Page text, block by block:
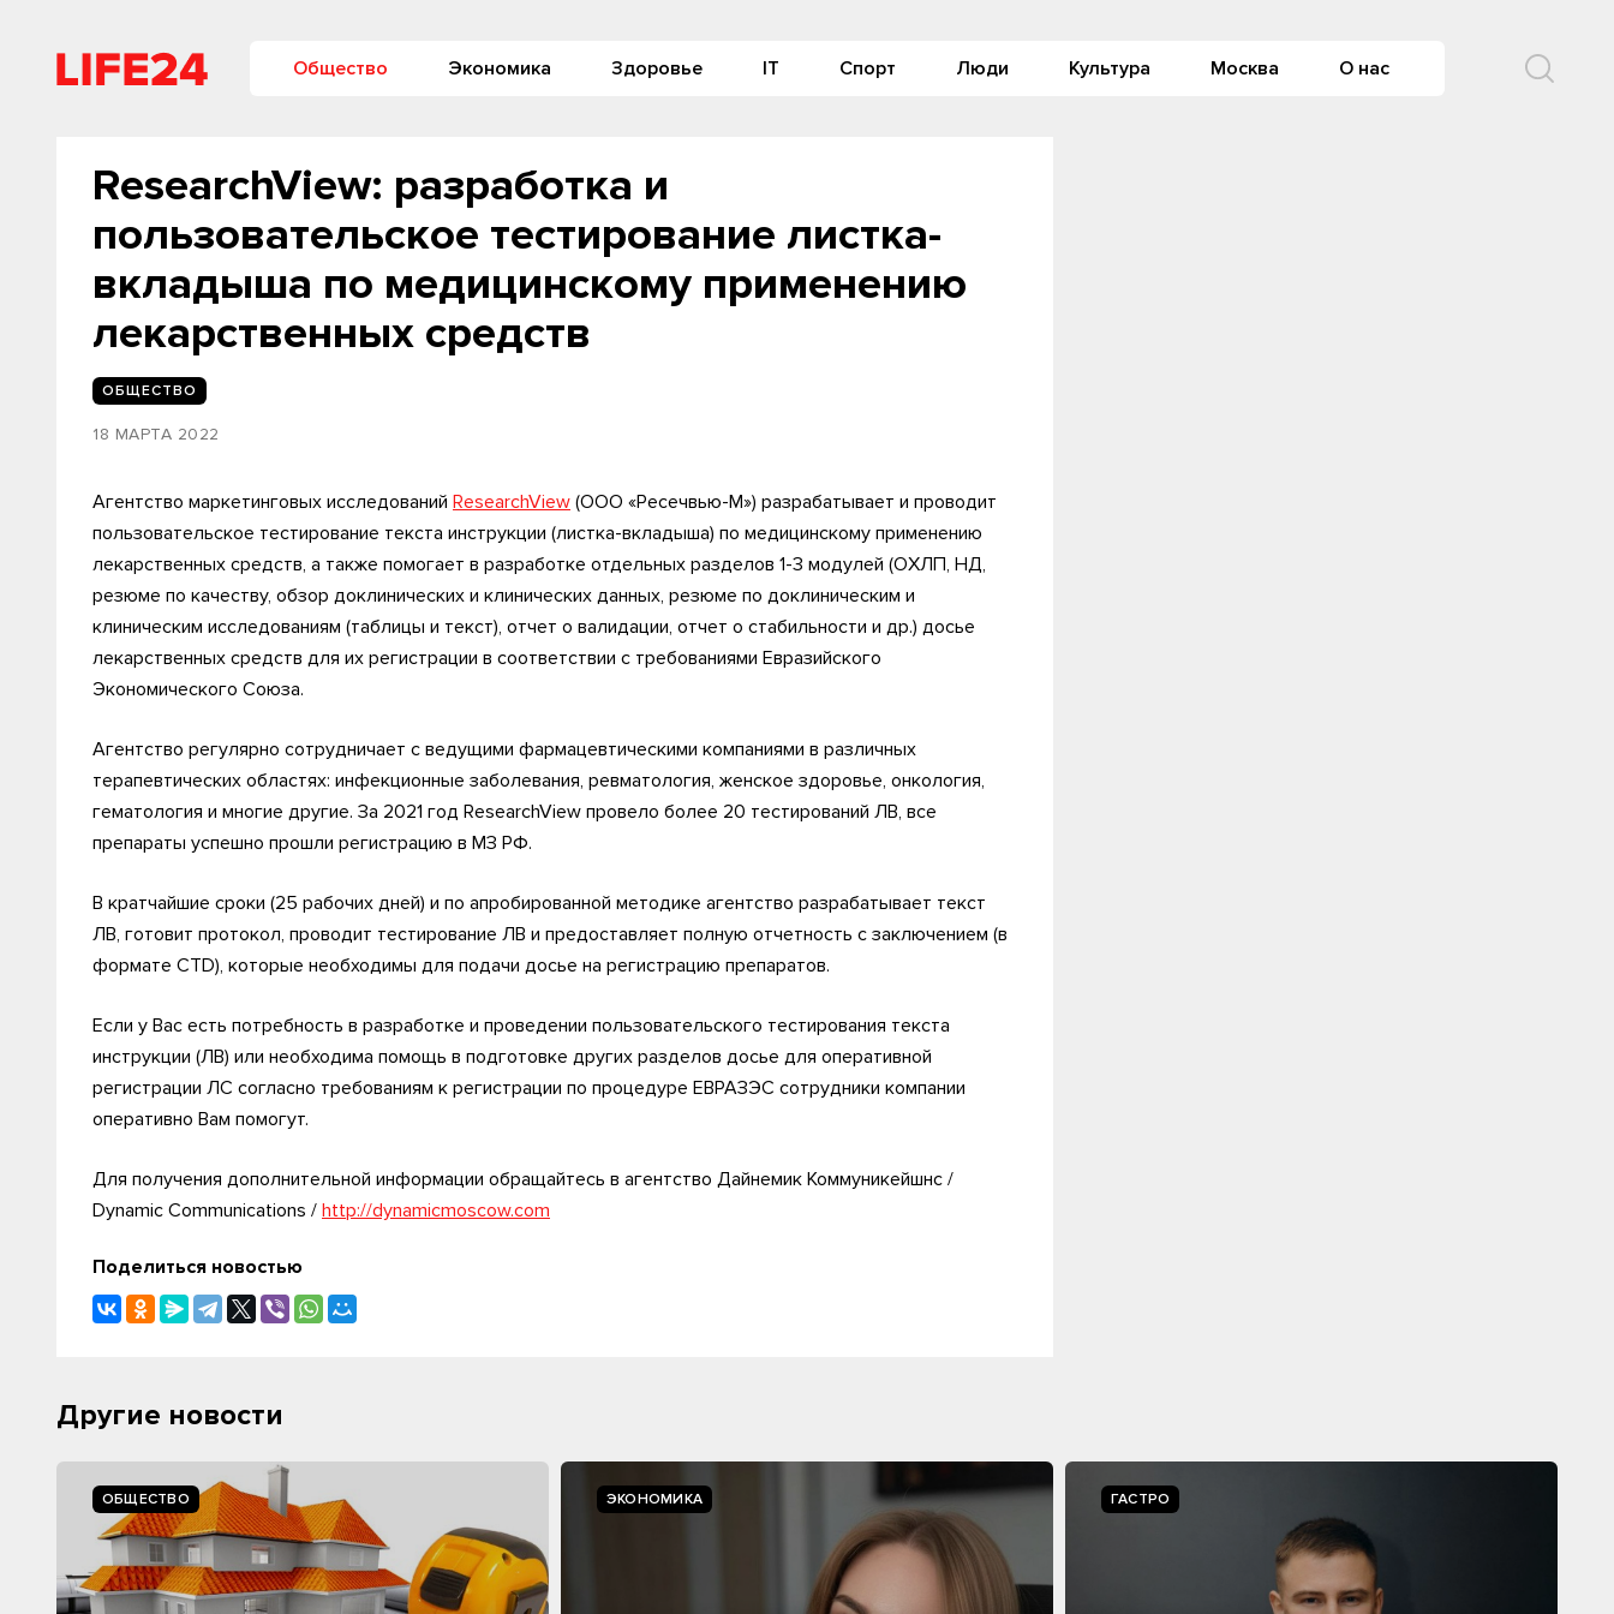
Общество Экономика Здоровье IT Спорт Люди Культура Москва О нас
ResearchView: разработка и
пользовательское тестирование листка-
вкладыша по медицинскому применению
лекарственных средств
ОБЩЕСТВО
18 МАРТА 2022
Агентство маркетинговых исследований ResearchView (ООО «Ресечвью-М») разрабатывает и проводит
пользовательское тестирование текста инструкции (листка-вкладыша) по медицинскому применению
лекарственных средств, а также помогает в разработке отдельных разделов 1-3 модулей (ОХЛП, НД,
резюме по качеству, обзор доклинических и клинических данных, резюме по доклиническим и
клиническим исследованиям (таблицы и текст), отчет о валидации, отчет о стабильности и др.) досье
лекарственных средств для их регистрации в соответствии с требованиями Евразийского
Экономического Союза.
Агентство регулярно сотрудничает с ведущими фармацевтическими компаниями в различных
терапевтических областях: инфекционные заболевания, ревматология, женское здоровье, онкология,
гематология и многие другие. За 2021 год ResearchView провело более 20 тестирований ЛВ, все
препараты успешно прошли регистрацию в МЗ РФ.
В кратчайшие сроки (25 рабочих дней) и по апробированной методике агентство разрабатывает текст
ЛВ, готовит протокол, проводит тестирование ЛВ и предоставляет полную отчетность с заключением (в
формате CTD), которые необходимы для подачи досье на регистрацию препаратов.
Если у Вас есть потребность в разработке и проведении пользовательского тестирования текста
инструкции (ЛВ) или необходима помощь в подготовке других разделов досье для оперативной
регистрации ЛС согласно требованиям к регистрации по процедуре ЕВРАЗЭС сотрудники компании
оперативно Вам помогут.
Для получения дополнительной информации обращайтесь в агентство Дайнемик Коммуникейшнс /
Dynamic Communications / http://dynamicmoscow.com
Поделиться новостью
Другие новости
ОБЩЕСТВО ЭКОНОМИКА ГАСТРО